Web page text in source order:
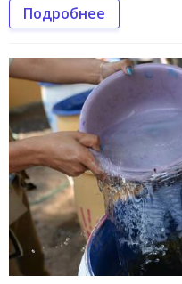
Подробнее